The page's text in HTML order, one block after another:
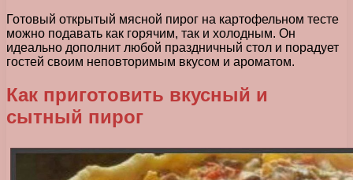
Готовый открытый мясной пирог на картофельном тесте
можно подавать как горячим, так и холодным. Он
идеально дополнит любой праздничный стол и порадует
гостей своим неповторимым вкусом и ароматом.
Как приготовить вкусный и
сытный пирог